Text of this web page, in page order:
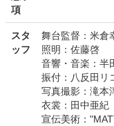
項
スタ
ッフ
舞台監督：米倉
照明：佐藤啓
音響・音楽：半
振付：八反田リ
写真撮影：滝本
衣裳：田中亜
宣伝美術：